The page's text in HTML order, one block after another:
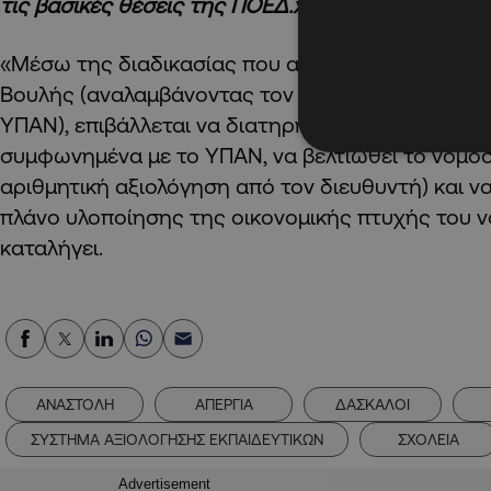
«Μέσω της διαδικασίας που αποφάσισε η
Βουλής (αναλαμβάνοντας τον ρόλο που θα έπρεπε
ΥΠΑΝ), επιβάλλεται να διατηρηθούν τα σημεία τα
συμφωνημένα με το ΥΠΑΝ, να βελτιωθεί το
αριθμητική αξιολόγηση από τον διευθυντή) και
πλάνο υλοποίησης της οικονομικής πτυχής του
καταλήγει.
ΑΝΑΣΤΟΛΗ ΑΠΕΡΓΙΑ ΔΑΣΚΑΛΟΙ
ΣΥΣΤΗΜΑ ΑΞΙΟΛΟΓΗΣΗΣ ΕΚΠΑΙΔΕΥΤΙΚΩΝ
ΣΧΟΛΕΙΑ
Advertisement